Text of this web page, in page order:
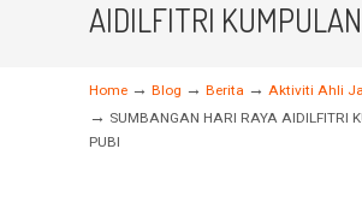
AIDILFITRI
Home → Blog → Berita → Aktiviti Ahli
→ SUMBANGAN HARI RAYA AIDILFITRI
PUBI